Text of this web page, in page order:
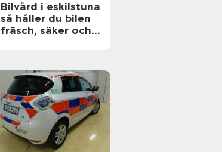
Bilvård i eskilstuna
så håller du bilen
fräsch, säker och